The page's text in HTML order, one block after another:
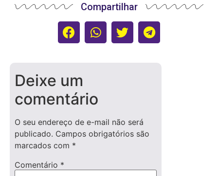
Compartilhar
Deixe um
comentário
O seu endereço de e-mail não será
publicado. Campos obrigatórios são
marcados com *
Comentário *